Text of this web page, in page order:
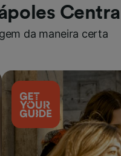
Central
da maneira certa